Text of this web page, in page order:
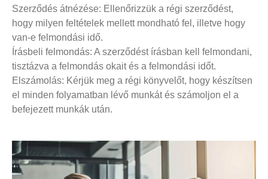
Szerződés átnézése: Ellenőrizzük a régi szerződést,
hogy milyen feltételek mellett mondható fel, illetve hogy
van-e felmondási idő.
Írásbeli felmondás: A szerződést írásban kell felmondani,
tisztázva a felmondás okait és a felmondási időt.
Elszámolás: Kérjük meg a régi könyvelőt, hogy készítsen
el minden folyamatban lévő munkát és számoljon el a
befejezett munkák után.